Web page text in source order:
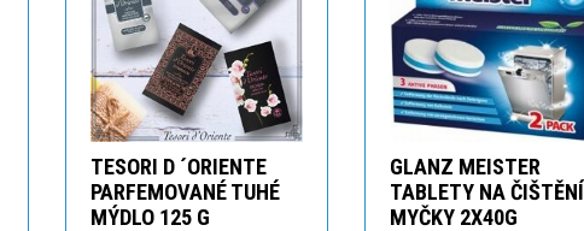
TESORI D ´ORIENTE
PARFEMOVANÉ TUHÉ
MÝDLO 125 G
GLANZ MEISTER
TABLETY NA ČIŠTĚNÍ
MYČKY 2X40G